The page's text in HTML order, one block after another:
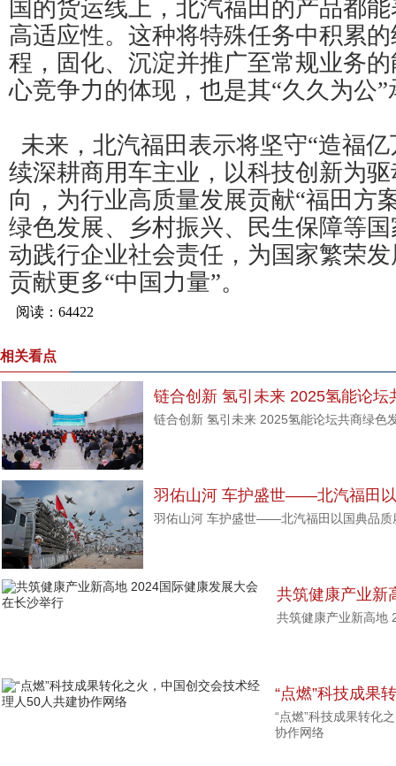
国的货运线上，北汽福田的产品都
高适应性。这种将特殊任务中积累
程，固化、沉淀并推广至常规业务
心竞争力的体现，也是其“久久为公
未来，北汽福田表示将坚守“造福
续深耕商用车主业，以科技创新为
向，为行业高质量发展贡献“福田方
绿色发展、乡村振兴、民生保障等
动践行企业社会责任，为国家繁荣
贡献更多“中国力量”。
相关看点
链合创新 氢引未来 2025氢能论坛
链合创新 氢引未来 2025氢能论坛共商绿色
羽佑山河 车护盛世——北汽福田以
羽佑山河 车护盛世——北汽福田以国典品质
共筑健康产业新
长沙举行
共筑健康产业新高地
“点燃”科技成果
人50人共建协作
“点燃”科技成果转化
协作网络